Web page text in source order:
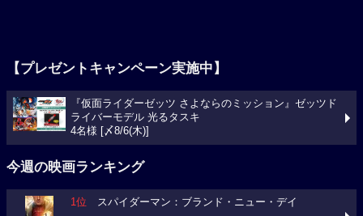
【プレゼントキャンペーン実施中】
『仮面ライダーゼッツ さよならのミッション』ゼッツド
ライバーモデル 光るタスキ
4名様 [〆8/6(木)]
今週の映画ランキング
1位 スパイダーマン：ブランド・ニュー・デイ